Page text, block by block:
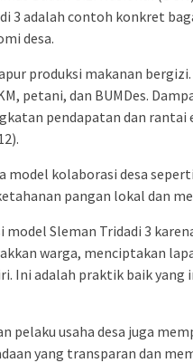
3 adalah contoh konkret
desa.
produksi makanan
petani, dan BUMDes.
pendapatan dan rantai
model kolaborasi desa
pangan lokal dan
model Sleman Tridadi 3
warga, menciptakan
Ini adalah praktik baik yang
pelaku usaha desa juga
yang transparan dan